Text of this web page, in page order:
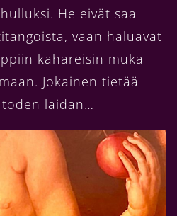
He eivät saa
vaan haluavat
kahareisin muka
Jokainen tietää
laidan…